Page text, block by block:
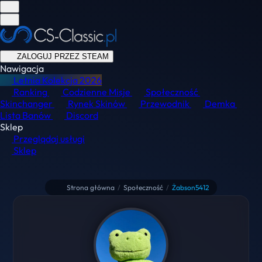
ZALOGUJ PRZEZ STEAM
Nawigacja
Letnia Kolekcja2026
Ranking
Codzienne Misje
Społeczność
Skinchanger
Rynek Skinów Przewodnik
Demka
Lista Banów
Discord
Sklep
Przeglądaj usługi
Sklep
Strona główna / Społeczność / Żabson5412